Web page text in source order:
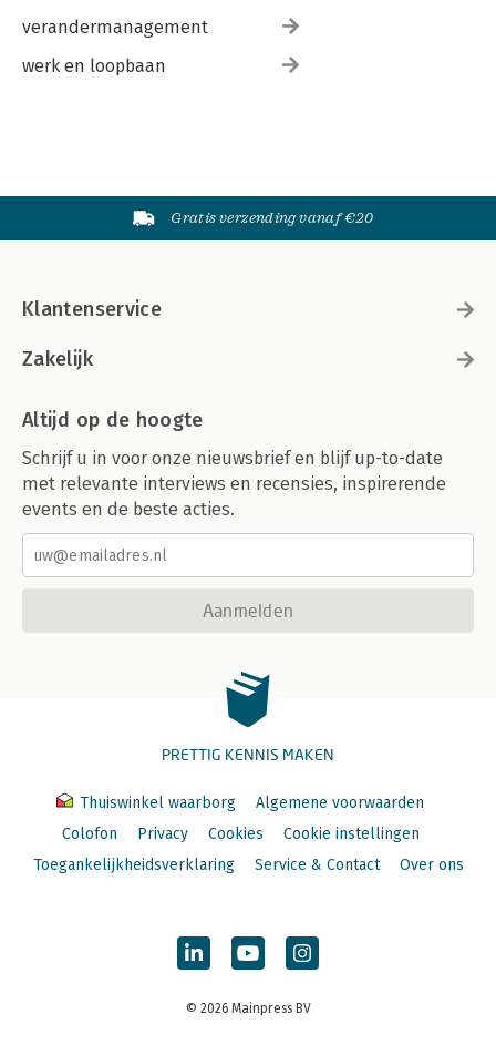
verandermanagement
werk en loopbaan
Gratis verzending vanaf €20
Klantenservice
Zakelijk
Altijd op de hoogte
Schrijf u in voor onze nieuwsbrief en blijf up-to-date
met relevante interviews en recensies, inspirerende
events en de beste acties.
Aanmelden
PRETTIG KENNIS MAKEN
Thuiswinkel waarborg
Algemene voorwaarden
Colofon
Privacy Cookies
Cookie instellingen
Toegankelijkheidsverklaring
Service & Contact Over ons
© 2026 Mainpress BV